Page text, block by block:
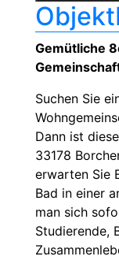
Gemütliche
Suchen Sie
Dann ist
33178
erwarten Sie
Bad in einer
man sich
Studierende,